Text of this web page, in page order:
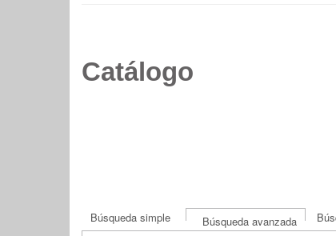
Catálogo
Búsqueda simple Búsqueda avanzada